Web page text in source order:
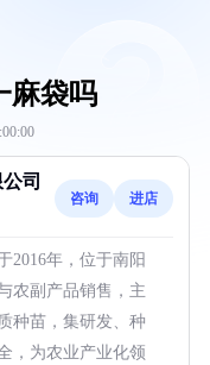
麻袋吗
司
咨询 进店
2016年，位于南阳
农副产品销售，主
种苗，集研发、种
，为农业产业化领